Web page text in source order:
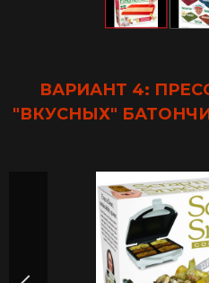
ВАРИАНТ 4:
"ВКУСНЫХ"